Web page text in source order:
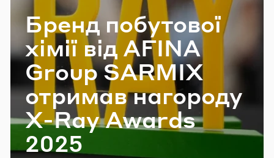
Бренд по­бу­то­вої
хімії від AFINA
Group SARMIX
отри­мав на­го­ро­ду
X-Ray Awards
2025
Email
Пароль
Забули пароль?